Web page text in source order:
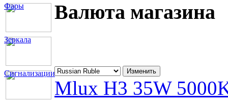
Фары
Зеркала
Сигнализации
Валюта магазина
Mlux H3 35W